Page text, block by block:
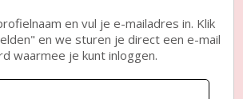
en vul je e-mailadres in. Klik
en we sturen je direct een e-mail
waarmee je kunt inloggen.